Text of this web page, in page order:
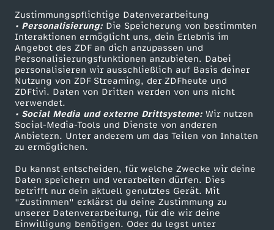
Zustimmungspflichtige Datenverarbeitung
• Personalisierung:Die Speicherung von bestimmten
Interaktionen ermöglicht uns, dein Erlebnis im
Angebot des ZDF an dich anzupassen und
Personalisierungsfunktionen anzubieten. Dabei
personalisieren wir ausschließlich auf Basis deiner
Nutzung von ZDF Streaming, der ZDFheute und
ZDFtivi. Daten von Dritten werden von uns nicht
verwendet.
• Social Media und externe Drittsysteme:Wir nutzen
Social-Media-Tools und Dienste von anderen
Anbietern. Unter anderem um das Teilen von Inhalten
zu ermöglichen.
Du kannst entscheiden, für welche Zwecke wir deine
Daten speichern und verarbeiten dürfen. Dies
betrifft nur dein aktuell genutztes Gerät. Mit
"Zustimmen" erklärst du deine Zustimmung zu
unserer Datenverarbeitung, für die wir deine
Einwilligung benötigen. Oder du legst unter
Livestreams
Sendungen A-Z
TV-Programm
Zuschauerservice
Hilfe
ZDF Unternehmen
Karriere
ZDF goes Schule
Werbefernsehen
Mainzelmännchen